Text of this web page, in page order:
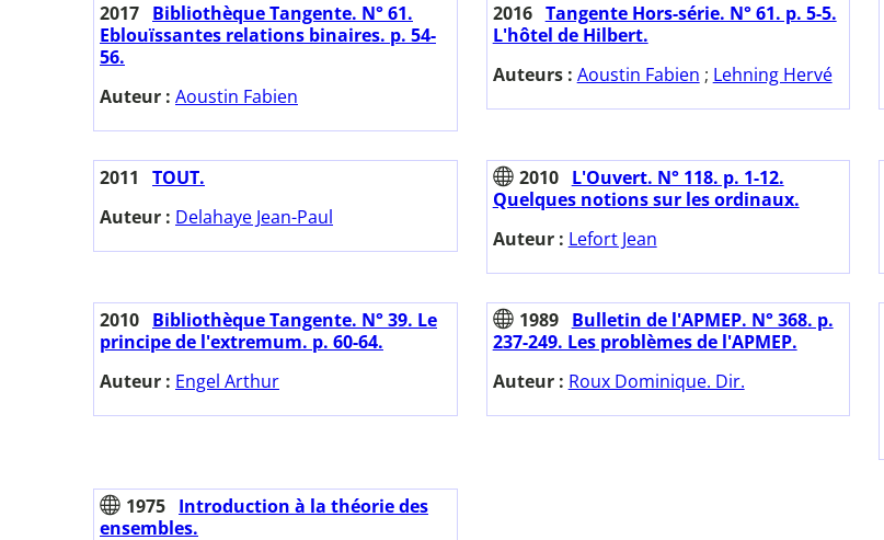
2017 Bibliothèque Tangente. N° 61.
Eblouïssantes relations binaires. p. 54-
56.
Auteur : Aoustin Fabien
2016 Tangente Hors-série. N° 61. p. 5-5.
L'hôtel de Hilbert.
Auteurs : Aoustin Fabien ; Lehning Hervé
2011
TOUT.
Auteur : Delahaye Jean-Paul
2010
L'Ouvert. N° 118. p. 1-12.
Quelques notions sur les ordinaux.
Auteur : Lefort Jean
2010 Bibliothèque Tangente. N° 39. Le
principe de l'extremum. p. 60-64.
Auteur : Engel Arthur
1989
Bulletin de l'APMEP. N° 368. p.
237-249. Les problèmes de l'APMEP.
Auteur : Roux Dominique. Dir.
1975 Introduction à la théorie des
ensembles.